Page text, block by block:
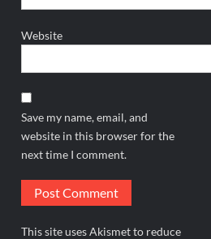
Website
Save my name, email, and
website in this browser for the
next time I comment.
This site uses Akismet to reduce